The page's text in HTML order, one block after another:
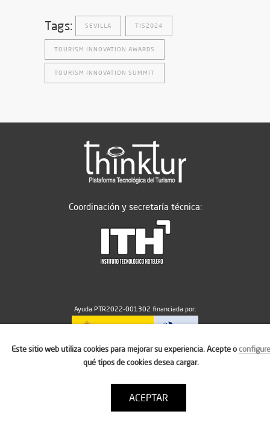
Tags: SEVILLA TIS2024
TOURISM INNOVATION AWARDS
TOURISM INNOVATION SUMMIT
Coordinación y secretaría técnica:
Ayuda PTR2022-001302 financiada por:
MICIU/AEI/10.13039/501100011033
Política de cookies
Condiciones de uso
Este sitio web utiliza cookies para mejorar su experiencia. Acepte oconfigure
qué tipos de cookies desea cargar.
ACEPTAR